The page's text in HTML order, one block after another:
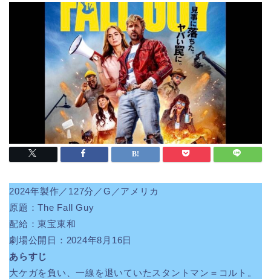
2024年製作／127分／G／アメリカ
原題：The Fall Guy
配給：東宝東和
劇場公開日：2024年8月16日
あらすじ
大ケガを負い、一線を退いていたスタントマン＝コルト。